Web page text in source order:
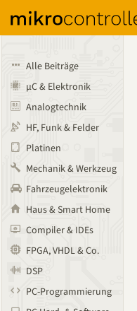
Alle Beiträge
µC & Elektronik
Analogtechnik
HF, Funk & Felder
Platinen
Mechanik & Werkzeug
Fahrzeugelektronik
Haus & Smart Home
Compiler & IDEs
FPGA, VHDL & Co.
DSP
PC-Programmierung